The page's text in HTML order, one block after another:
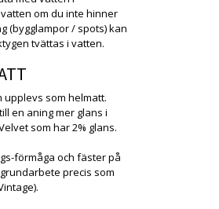
om du inte hinner
(bygglampor / spots) kan
tvättas i vatten.
upplevs som helmatt.
en aning mer glans i
som har 2% glans.
förmåga och fäster på
precis som